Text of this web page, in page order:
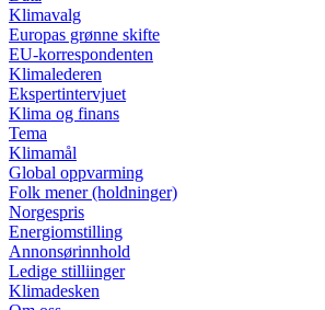
Klimavalg
Europas grønne skifte
EU-korrespondenten
Klimalederen
Ekspertintervjuet
Klima og finans
Tema
Klimamål
Global oppvarming
Folk mener (holdninger)
Norgespris
Energiomstilling
Annonsørinnhold
Ledige stilliinger
Klimadesken